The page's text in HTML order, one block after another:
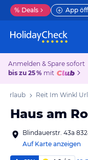
% Deals App
Anmelden & Spare sofort
bis zu 25 % mit
Urlaub Reit Im Winkl
Haus am
Blindauerstr. 43a
Auf Karte anzeigen